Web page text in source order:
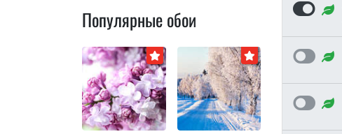
Популярные обои